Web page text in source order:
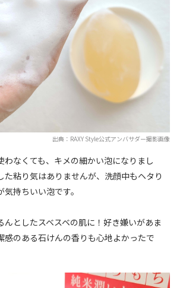
出典：RAXY Style公式アンバサダー撮影画像
わなくても、キメの細かい泡になりまし
粘り気はありませんが、洗顔中もヘタり
持ちいい泡です。
んとしたスベスベの肌に！好き嫌いがあま
感のある石けんの香りも心地よかったで